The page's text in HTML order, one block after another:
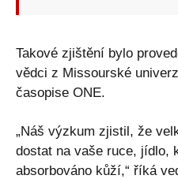
Takové zjištění bylo
vědci z Missourské
časopise ONE.
„Náš výzkum zjistil, že
dostat na vaše ruce, jídlo,
absorbováno kůží,“ říká